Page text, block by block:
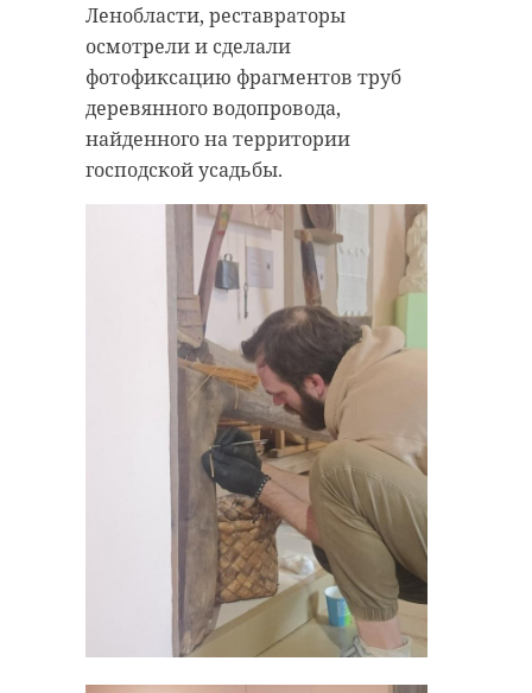
Ленобласти, реставраторы
осмотрели и сделали
фотофиксацию фрагментов труб
деревянного водопровода,
найденного на территории
господской усадьбы.